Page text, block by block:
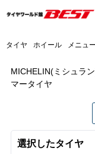
タイヤ ホイール メニュー
MICHELIN(ミシュラ
マータイヤ
選択したタイヤ